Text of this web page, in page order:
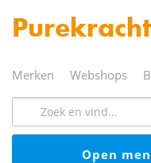
Purekracht
merken webshops
open